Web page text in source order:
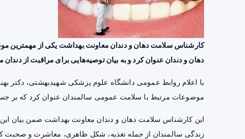
کارشناس سلامت دهان و دندان معاونت بهداشت یکی از مهمترین
دهان و دندان عنوان کرد و به بیان توصیه‌هایی برای مراقبت از
با اعلام روابط عمومی دانشگاه علوم پزشکی شهیدبهشتی، دکتر
موضوعات مرتبط با سلامت عمومی سالمندان عنوان کرد که بر
این کارشناس سلامت دهان و دندان معاونت بهداشت ضمن بیان
زندگی سالمندان از جمله تغذیه، شکل ظاهری، معاشرت و صحبت